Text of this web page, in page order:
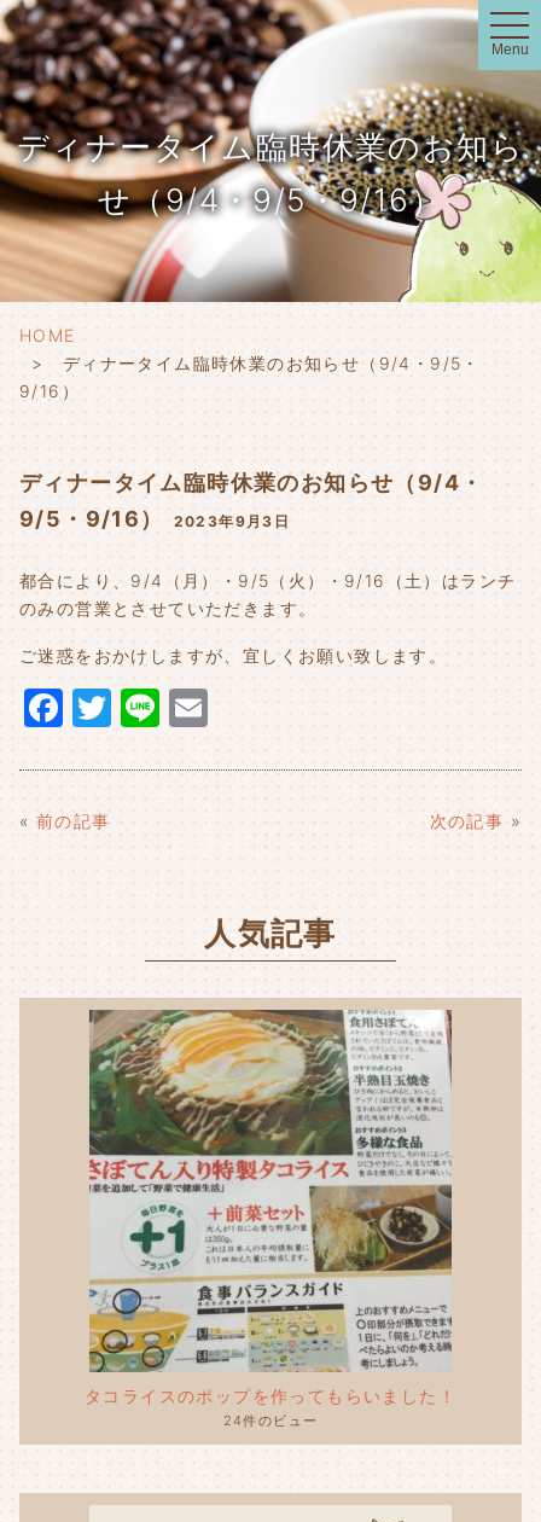
t
o
g
g
l
e
n
a
v
i
g
a
t
i
o
n
Menu
ディナータイム臨時休業のお知ら
せ（9/4・9/5・9/16）
HOME
ディナータイム臨時休業のお知らせ（9/4・9/5・
9/16）
ディナータイム臨時休業のお知らせ（9/4・
9/5・9/16）
2023年9月3日
都合により、9/4（月）・9/5（火）・9/16（土）はランチ
のみの営業とさせていただきます。
ご迷惑をおかけしますが、宜しくお願い致します。
F
c
e
T
it
Li
e ai
« 前の記事 次の記事 »
人気記事
タコライスのポップを作ってもらいました！
24件のビュー